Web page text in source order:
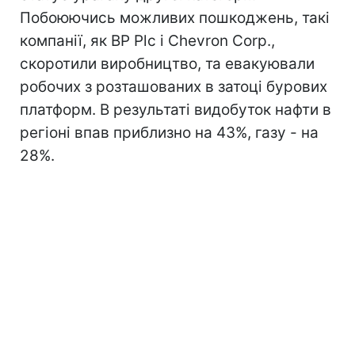
Побоюючись можливих пошкоджень, такі
компанії, як BP Plc і Chevron Corp.,
скоротили виробництво, та евакуювали
робочих з розташованих в затоці бурових
платформ. В результаті видобуток нафти в
регіоні впав приблизно на 43%, газу - на
28%.